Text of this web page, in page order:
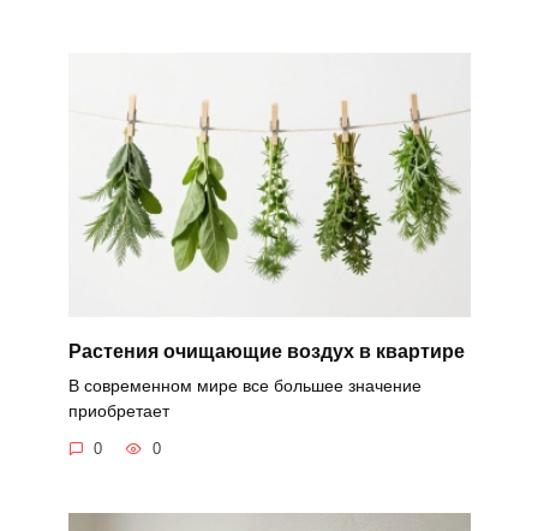
Растения очищающие воздух в квартире
В современном мире все большее значение
приобретает
0 0